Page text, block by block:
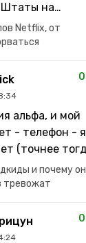
Штаты на
на заработки -
с семьей и
а
- героиня
не в
такие
:)
Netflix, от
0
альфа, и мой
- телефон - я
(точнее
7),
я просто
потом мне
который у
ну а в этом
и почему
тревожат
0